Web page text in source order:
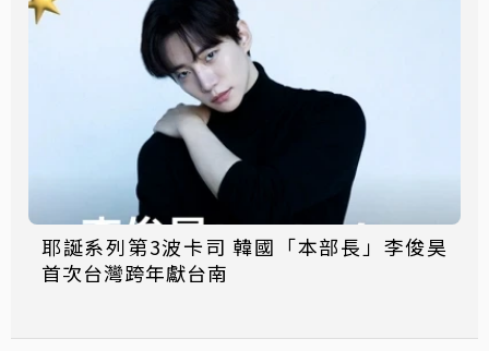
耶誕系列第3波卡司 韓國「本部長」李俊昊
首次台灣跨年獻台南